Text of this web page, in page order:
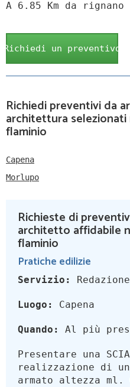
A 6.85 Km da
Richiedi un preventivo
Richiedi preventivi da
architettura
flaminio
Capena
Morlupo
Richieste di
architetto affidabile
flaminio
Pratiche edilizie
Servizio:
Luogo: Capena
Quando: Al più
Presentare una
realizzazione di
armato altezza